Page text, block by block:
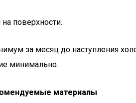
поверхности.
за месяц до наступления
минимально.
материалы